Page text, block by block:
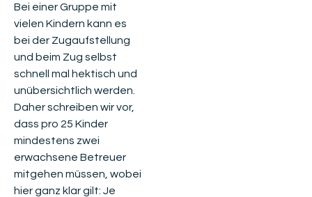
Bei einer Gruppe mit
vielen Kindern kann es
bei der Zugaufstellung
und beim Zug selbst
schnell mal hektisch und
unübersichtlich werden.
Daher schreiben wir vor,
dass pro 25 Kinder
mindestens zwei
erwachsene Betreuer
mitgehen müssen, wobei
hier ganz klar gilt: Je